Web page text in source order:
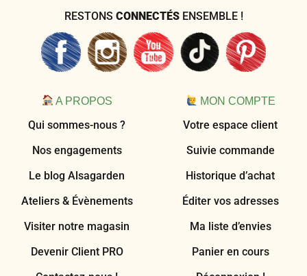
RESTONS CONNECTÉS ENSEMBLE !
A PROPOS
Qui sommes-nous ?
Nos engagements
Le blog Alsagarden
Ateliers & Évènements
Visiter notre magasin
Devenir Client PRO
MON COMPTE
Votre espace client
Suivie commande
Historique d’achat
Éditer vos adresses
Ma liste d’envies
Panier en cours